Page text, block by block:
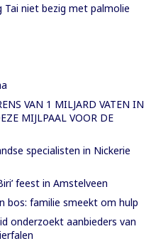
Tai niet bezig met palmolie
VAN 1 MILJARD VATEN IN
MIJLPAAL VOOR DE
specialisten in Nickerie
feest in Amstelveen
bos: familie smeekt om hulp
onderzoekt aanbieders van